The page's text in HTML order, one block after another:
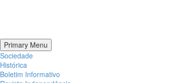
Primary Menu
Sociedade
Histórica
Boletim Informativo